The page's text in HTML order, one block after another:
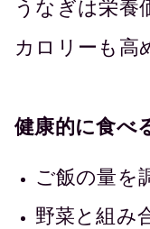
うなぎは栄養
カロリーも高
健康的に食べ
ご飯の量を
野菜と組み